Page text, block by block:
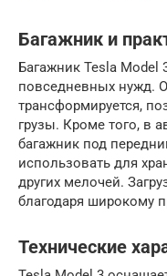
Багажник и
Багажник Tesla Model
повседневных нужд.
трансформируется,
грузы. Кроме того, в
багажник под
использовать для
других мелочей.
благодаря широкому
Технические